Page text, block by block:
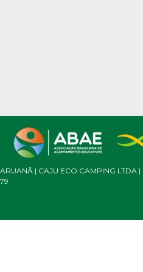
ARUANÃ | CAJU ECO CAMPING LTDA
79